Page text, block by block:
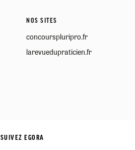
NOS SITES
concourspluripro.fr
larevuedupraticien.fr
SUIVEZ EGORA